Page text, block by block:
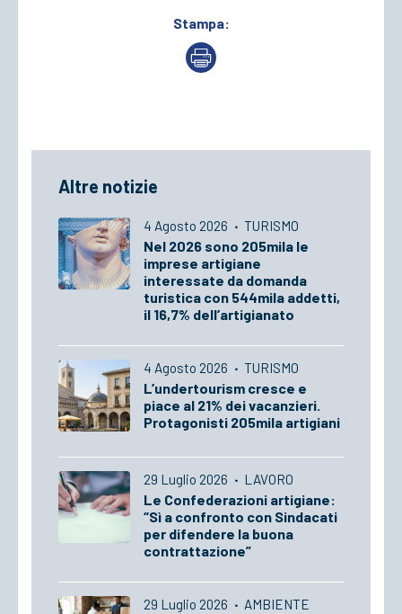
Stampa:
Altre notizie
4 Agosto 2026 · TURISMO
Nel 2026 sono 205mila le
imprese artigiane
interessate da domanda
turistica con 544mila addetti,
il 16,7% dell’artigianato
4 Agosto 2026 · TURISMO
L’undertourism cresce e
piace al 21% dei vacanzieri.
Protagonisti 205mila artigiani
29 Luglio 2026 · LAVORO
Le Confederazioni artigiane:
“Sì a confronto con Sindacati
per difendere la buona
contrattazione”
29 Luglio 2026 · AMBIENTE